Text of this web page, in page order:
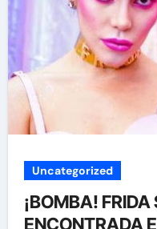
Uncategorized
¡BOMBA!
ENCONTRADA